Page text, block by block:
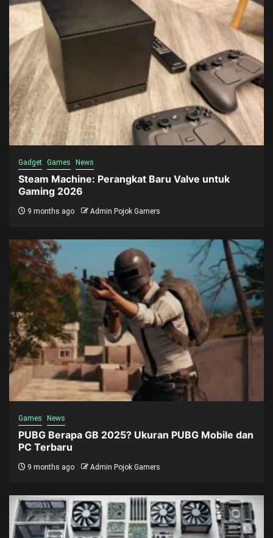
Gadget Games News
Steam Machine: Perangkat Baru Valve untuk
Gaming 2026
9 months ago Admin Pojok Gamers
Games News
PUBG Berapa GB 2025? Ukuran PUBG Mobile dan
PC Terbaru
9 months ago Admin Pojok Gamers